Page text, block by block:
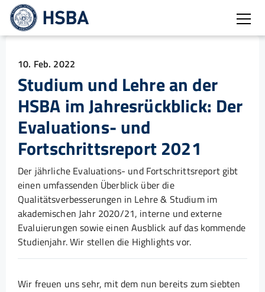
10. Feb. 2022
Studium und Lehre an der
HSBA im Jahresrückblick: Der
Evaluations- und
Fortschrittsreport 2021
Der jährliche Evaluations- und Fortschrittsreport gibt
einen umfassenden Überblick über die
Qualitätsverbesserungen in Lehre & Studium im
akademischen Jahr 2020/21, interne und externe
Evaluierungen sowie einen Ausblick auf das kommende
Studienjahr. Wir stellen die Highlights vor.
Wir freuen uns sehr, mit dem nun bereits zum siebten